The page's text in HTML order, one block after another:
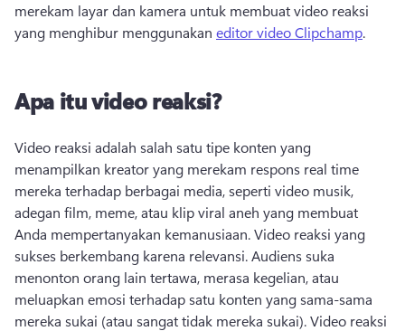
merekam layar dan kamera untuk membuat video reaksi
yang menghibur menggunakan editor video Clipchamp.
Apa itu video reaksi?
Video reaksi adalah salah satu tipe konten yang
menampilkan kreator yang merekam respons real time
mereka terhadap berbagai media, seperti video musik,
adegan film, meme, atau klip viral aneh yang membuat
Anda mempertanyakan kemanusiaan. Video reaksi yang
sukses berkembang karena relevansi. Audiens suka
menonton orang lain tertawa, merasa kegelian, atau
meluapkan emosi terhadap satu konten yang sama-sama
mereka sukai (atau sangat tidak mereka sukai). Video reaksi